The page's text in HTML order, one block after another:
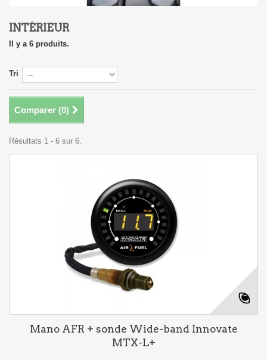
INTÉRIEUR
Il y a 6 produits.
Tri
Comparer (0)
Résultats 1 - 6 sur 6.
Mano AFR + sonde Wide-band Innovate
MTX-L+